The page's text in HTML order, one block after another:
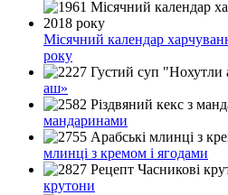
Місячний календар
року
аш»
мандаринами
млинці з кремом і ягодами
крутони